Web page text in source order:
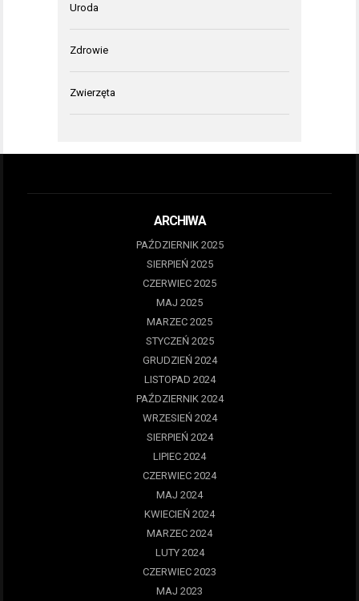
Uroda
Zdrowie
Zwierzęta
ARCHIWA
PAŹDZIERNIK 2025
SIERPIEŃ 2025
CZERWIEC 2025
MAJ 2025
MARZEC 2025
STYCZEŃ 2025
GRUDZIEŃ 2024
LISTOPAD 2024
PAŹDZIERNIK 2024
WRZESIEŃ 2024
SIERPIEŃ 2024
LIPIEC 2024
CZERWIEC 2024
MAJ 2024
KWIECIEŃ 2024
MARZEC 2024
LUTY 2024
CZERWIEC 2023
MAJ 2023